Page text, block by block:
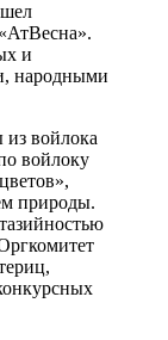
и
народными
из войлока
войлоку
природы.